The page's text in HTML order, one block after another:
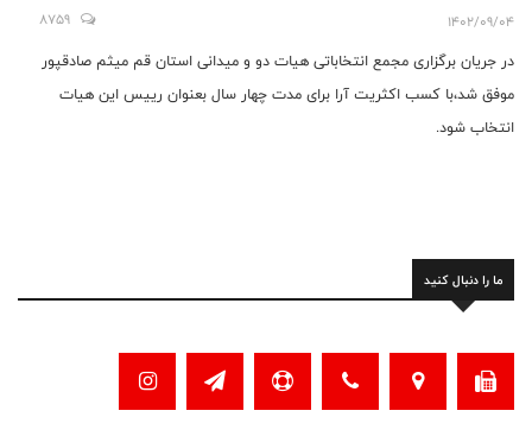
1402/09/04
8759
در جریان برگزاری مجمع انتخاباتی هیات دو و میدانی استان قم میثم صادقپور
موفق شد،با کسب اکثریت آرا برای مدت چهار سال بعنوان رییس این هیات
انتخاب شود.
ما را دنبال کنید